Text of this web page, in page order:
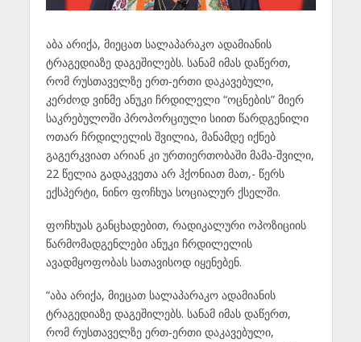
აბა არიქა, მიეცათ სალაპარაკო ადამიანის
ტრაგედიაზე დაგეშილებს. სანამ იმას დაწერთ,
რომ რუსთაველზე ერთ-ერთი დაკავებული,
კერძოდ ვინმე ანუკი ჩრდილელი “ოცნების” მიერ
საკრებულოში პროპორციული სიით წარდგენილი
ოთარ ჩრდილელის შვილია, მანამდე იქნებ
გაგერკვიათ არიან კი ურთიერთობაში მამა-შვილი,
22 წელია გადაკვეთა არ ჰქონიათ მათ,- წერს
ექსპერტი, ნინო ფოჩხუა სოციალურ ქსელში.
ფოჩხუას განცხადებით, რადიკალური ოპოზიციის
წარმომადგენლები ანუკი ჩრდილელის
ავადმყოფობას სათავისოდ იყენებენ.
“აბა არიქა, მიეცათ სალაპარაკო ადამიანის
ტრაგედიაზე დაგეშილებს. სანამ იმას დაწერთ,
რომ რუსთაველზე ერთ-ერთი დაკავებული,